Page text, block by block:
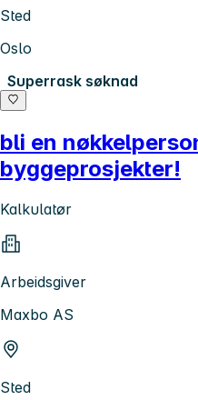
Sted
Oslo
Superrask søknad
bli en
byggeprosjekter!
Kalkulatør
Arbeidsgiver
Maxbo AS
Sted